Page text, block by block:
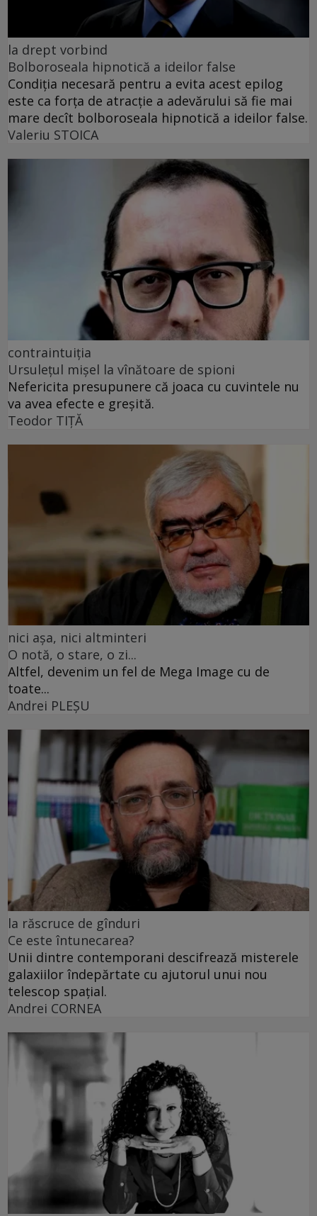
la drept vorbind
Bolboroseala hipnotică a ideilor false
Condiția necesară pentru a evita acest epilog
este ca forța de atracție a adevărului să fie mai
mare decît bolboroseala hipnotică a ideilor false.
Valeriu STOICA
contraintuiția
Ursulețul mișel la vînătoare de spioni
Nefericita presupunere că joaca cu cuvintele nu
va avea efecte e greșită.
Teodor TIŢĂ
nici așa, nici altminteri
O notă, o stare, o zi...
Altfel, devenim un fel de Mega Image cu de
toate...
Andrei PLEŞU
la răscruce de gînduri
Ce este întunecarea?
Unii dintre contemporani descifrează misterele
galaxiilor îndepărtate cu ajutorul unui nou
telescop spațial.
Andrei CORNEA